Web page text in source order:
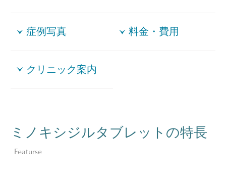
症例写真 料金・費用
クリニック案内
ミノキシジルタブレットの特長
Featurse